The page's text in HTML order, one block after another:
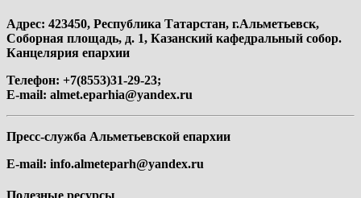
Адрес: 423450, Республика Татарстан, г.Альметьевск,
Соборная площадь, д. 1, Казанский кафедральный собор.
Канцелярия епархии
Телефон: +7(8553)31-29-23;
E-mail: almet.eparhia@yandex.ru
Пресс-служба Альметьевской епархии
E-mail: info.almeteparh@yandex.ru